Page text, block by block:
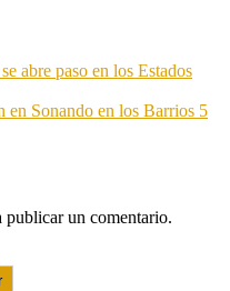
abre paso en los Estados
en Sonando en los Barrios 5
publicar un comentario.